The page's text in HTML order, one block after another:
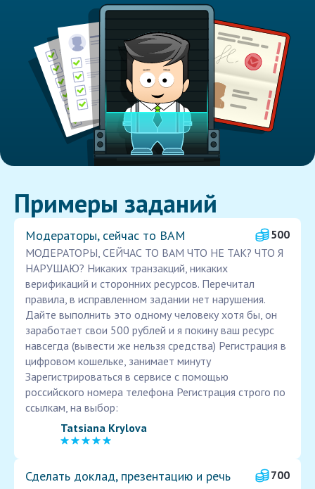
Примеры заданий
Модераторы, сейчас то ВАМ
500
МОДЕРАТОРЫ, СЕЙЧАС ТО ВАМ ЧТО НЕ ТАК? ЧТО Я
НАРУШАЮ? Никаких транзакций, никаких
верификаций и сторонних ресурсов. Перечитал
правила, в исправленном задании нет нарушения.
Дайте выполнить это одному человеку хотя бы, он
заработает свои 500 рублей и я покину ваш ресурс
навсегда (вывести же нельзя средства) Регистрация в
цифровом кошельке, занимает минуту
Зарегистрироваться в сервисе с помощью
российского номера телефона Регистрация строго по
ссылкам, на выбор:
Tatsiana Krylova
Сделать доклад, презентацию и речь
700